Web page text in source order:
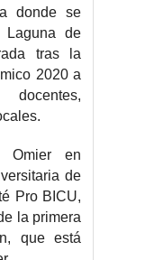
donde se
de
tras la
2020 a
Omier en
de
Pro BICU,
la primera
que está